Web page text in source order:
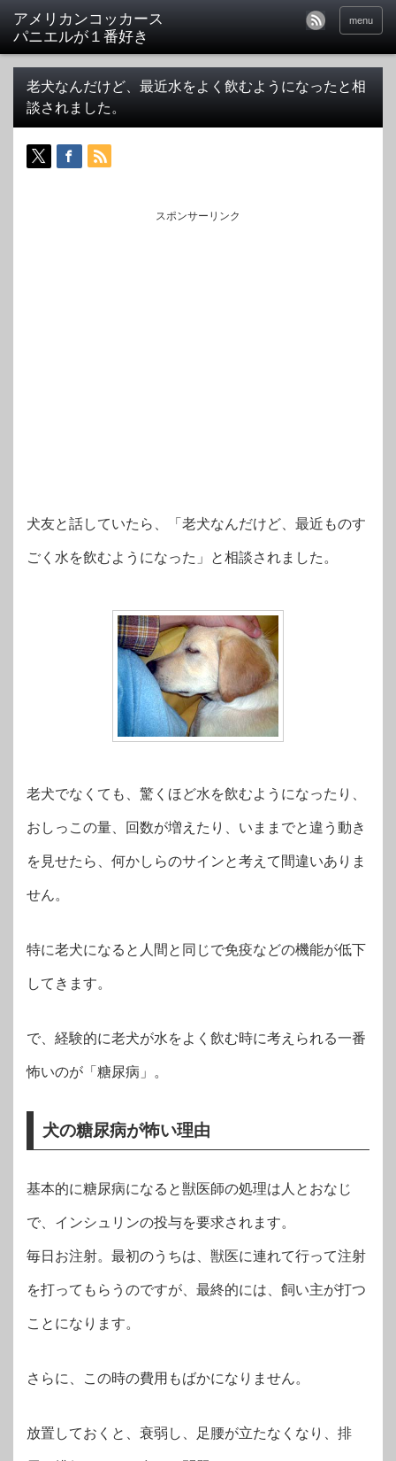
アメリカンコッカース
パニエルが１番好き
menu
老犬なんだけど、最近水をよく飲むようになったと相
談されました。
スポンサーリンク
犬友と話していたら、「老犬なんだけど、最近ものす
ごく水を飲むようになった」と相談されました。
老犬でなくても、驚くほど水を飲むようになったり、
おしっこの量、回数が増えたり、いままでと違う動き
を見せたら、何かしらのサインと考えて間違いありま
せん。
特に老犬になると人間と同じで免疫などの機能が低下
してきます。
で、経験的に老犬が水をよく飲む時に考えられる一番
怖いのが「糖尿病」。
犬の糖尿病が怖い理由
基本的に糖尿病になると獣医師の処理は人とおなじ
で、インシュリンの投与を要求されます。
毎日お注射。最初のうちは、獣医に連れて行って注射
を打ってもらうのですが、最終的には、飼い主が打つ
ことになります。
さらに、この時の費用もばかになりません。
放置しておくと、衰弱し、足腰が立たなくなり、排